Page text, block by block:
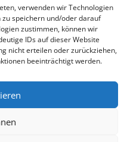
verwenden wir Technologien
speichern und/oder darauf
zustimmen, können wir
IDs auf dieser Website
nicht erteilen oder zurückziehen,
beeinträchtigt werden.
Staketenzaun
fördern